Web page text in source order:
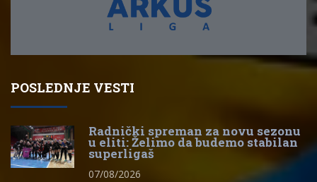
POSLEDNJE VESTI
Radnički spreman za novu sezonu
u eliti: Želimo da budemo stabilan
superligaš
07/08/2026